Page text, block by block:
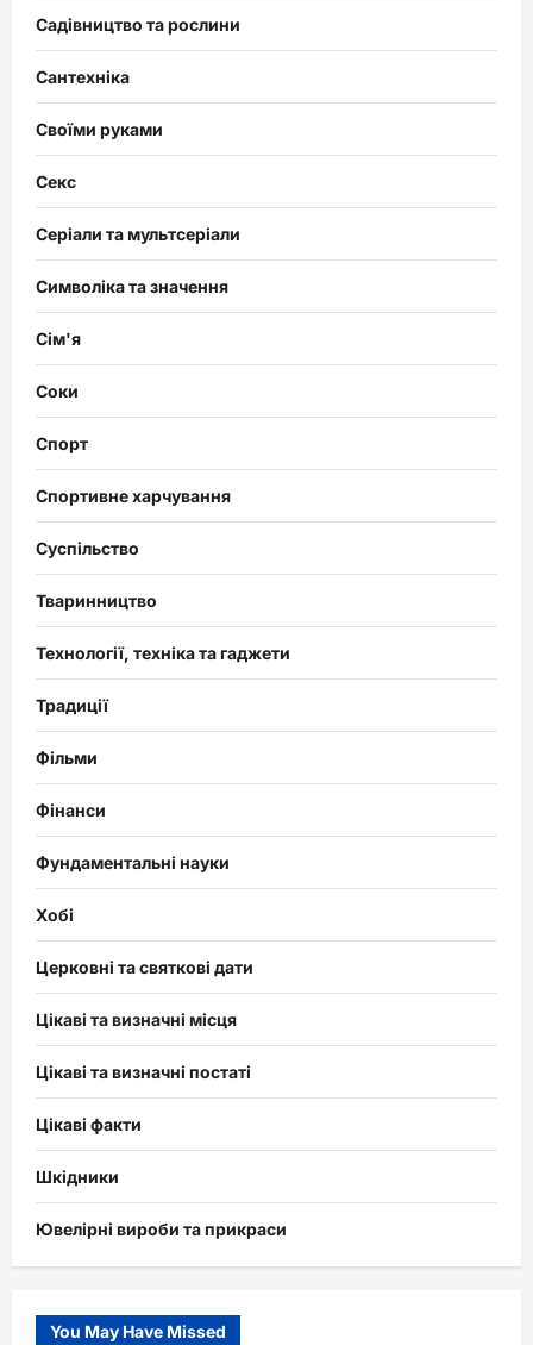
Садівництво та рослини
Сантехніка
Своїми руками
Секс
Серіали та мультсеріали
Символіка та значення
Сім'я
Соки
Спорт
Спортивне харчування
Суспільство
Тваринництво
Технології, техніка та гаджети
Традиції
Фільми
Фінанси
Фундаментальні науки
Хобі
Церковні та святкові дати
Цікаві та визначні місця
Цікаві та визначні постаті
Цікаві факти
Шкідники
Ювелірні вироби та прикраси
You May Have Missed